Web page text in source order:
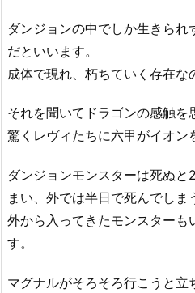
ダンジョンの中でしか生きら
だといいます。
成体で現れ、朽ちていく存在な
それを聞いてドラゴンの感触を
驚くレヴィたちに六甲がイオン
ダンジョンモンスターは死ぬ
まい、外では半日で死んでしま
外から入ってきたモンスターも
す。
マグナルがそろそろ行こうと立